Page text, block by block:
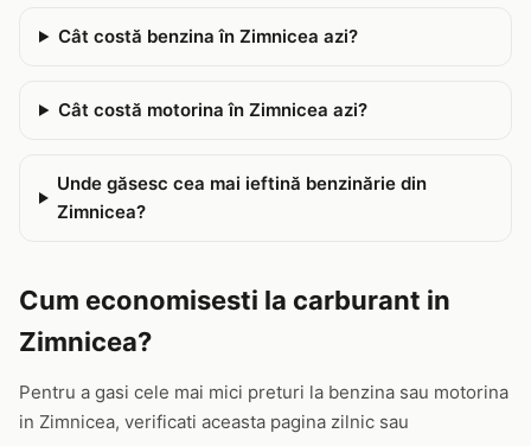
Cât costă benzina în Zimnicea azi?
Cât costă motorina în Zimnicea azi?
Unde găsesc cea mai ieftină benzinărie din
Zimnicea?
Cum economisesti la carburant in
Zimnicea?
Pentru a gasi cele mai mici preturi la benzina sau motorina
in Zimnicea, verificati aceasta pagina zilnic sau